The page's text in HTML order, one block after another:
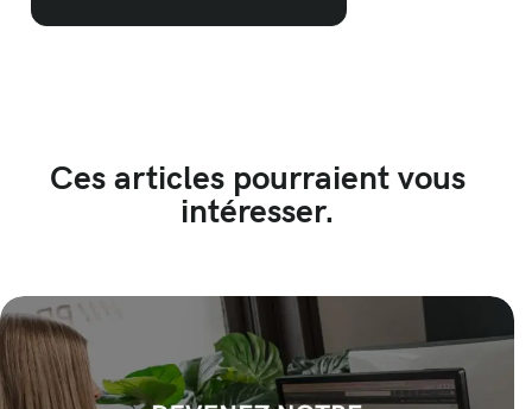
Ces articles pourraient vous
intéresser.